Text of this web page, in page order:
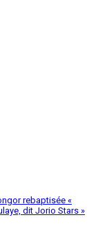
rebaptisée «
dit Jorio Stars »